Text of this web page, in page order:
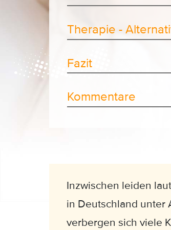
Therapie -
Fazit
Kommentare
Inzwischen leiden
in Deutschland unter
verbergen sich viele